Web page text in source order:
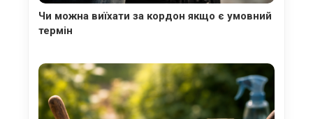
Чи можна виїхати за кордон якщо є умовний
термін